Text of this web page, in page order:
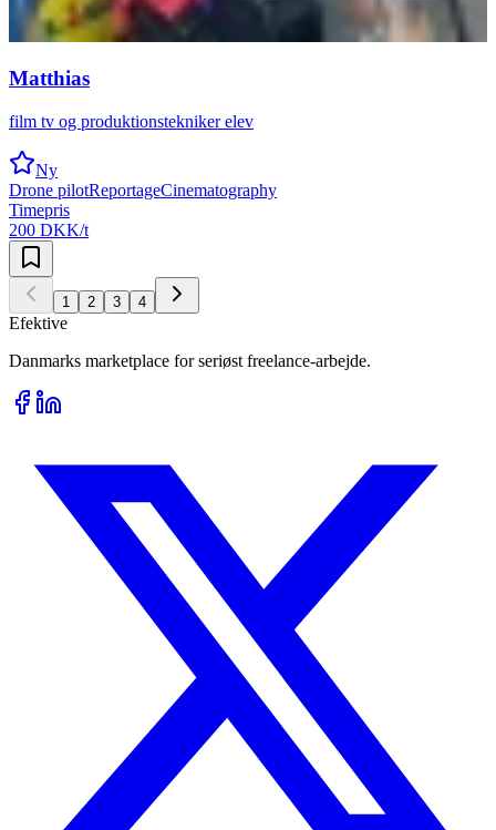
Matthias
film tv og produktionstekniker elev
Ny
Drone pilotReportageCinematography
Timepris
200 DKK/t
1 2 3 4
Efektive
Danmarks marketplace for seriøst freelance-arbejde.